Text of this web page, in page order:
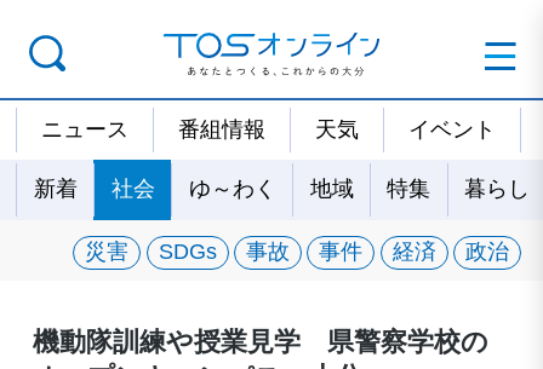
ニュース 番組情報 天気 イベント
新着 社会 ゆ～わく 地域 特集 暮らし
災害 SDGs 事故 事件 経済 政治
機動隊訓練や授業見学 県警察学校の